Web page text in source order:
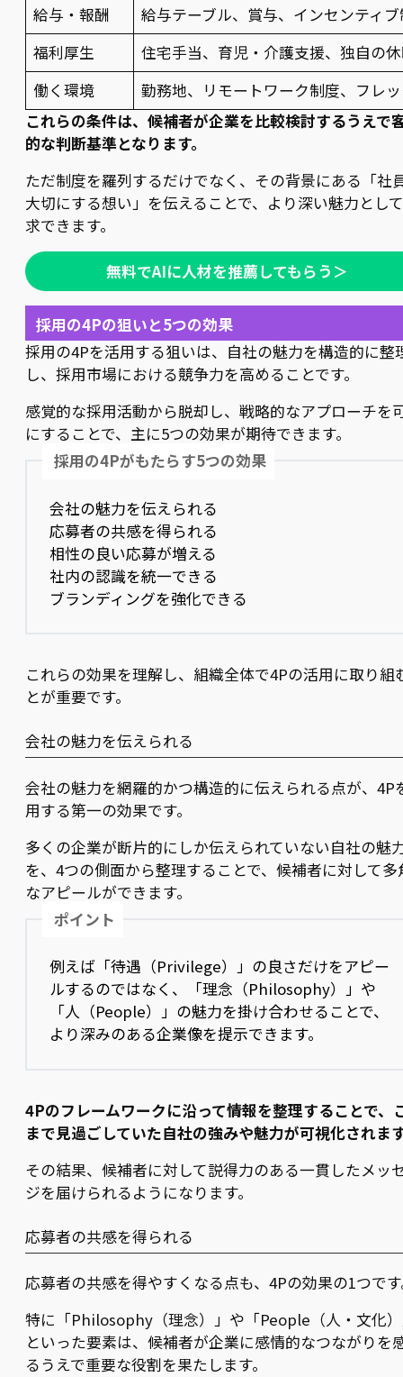
給与・報酬
給与テーブル、賞与、インセンティ
福利厚生
住宅手当、育児・介護支援、独自の
働く環境
勤務地、リモートワーク制度、フレ
これらの条件は、候補者が企業を比較検討するうえで
的な判断基準となります。
ただ制度を羅列するだけでなく、その背景にある「社
大切にする想い」を伝えることで、より深い魅力とし
求できます。
無料でAIに人材を推薦してもらう＞
採用の4Pの狙いと5つの効果
採用の4Pを活用する狙いは、自社の魅力を構造的に整
し、採用市場における競争力を高めることです。
感覚的な採用活動から脱却し、戦略的なアプローチを
にすることで、主に5つの効果が期待できます。
採用の4Pがもたらす5つの効果
会社の魅力を伝えられる
応募者の共感を得られる
相性の良い応募が増える
社内の認識を統一できる
ブランディングを強化できる
これらの効果を理解し、組織全体で4Pの活用に取り組
とが重要です。
会社の魅力を伝えられる
会社の魅力を網羅的かつ構造的に伝えられる点が、4P
用する第一の効果です。
多くの企業が断片的にしか伝えられていない自社の魅
を、4つの側面から整理することで、候補者に対して多
なアピールができます。
ポイント
例えば「待遇（Privilege）」の良さだけをアピー
ルするのではなく、「理念（Philosophy）」や
「人（People）」の魅力を掛け合わせることで、
より深みのある企業像を提示できます。
4Pのフレームワークに沿って情報を整理することで、
まで見過ごしていた自社の強みや魅力が可視化されま
その結果、候補者に対して説得力のある一貫したメッ
ジを届けられるようになります。
応募者の共感を得られる
応募者の共感を得やすくなる点も、4Pの効果の1つで
特に「Philosophy（理念）」や「People（人・文化
といった要素は、候補者が企業に感情的なつながりを
るうえで重要な役割を果たします。